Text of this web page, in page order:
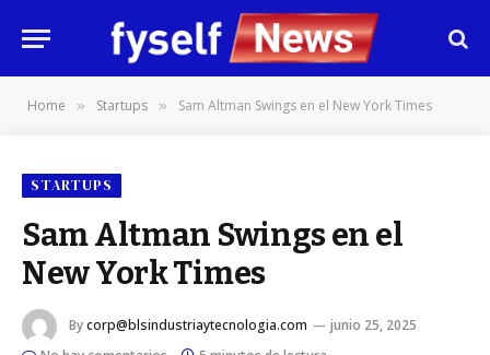
Home » Startups » Sam Altman Swings en el New York Times
STARTUPS
Sam Altman Swings en el
New York Times
Bycorp@blsindustriaytecnologia.com
junio 25, 2025